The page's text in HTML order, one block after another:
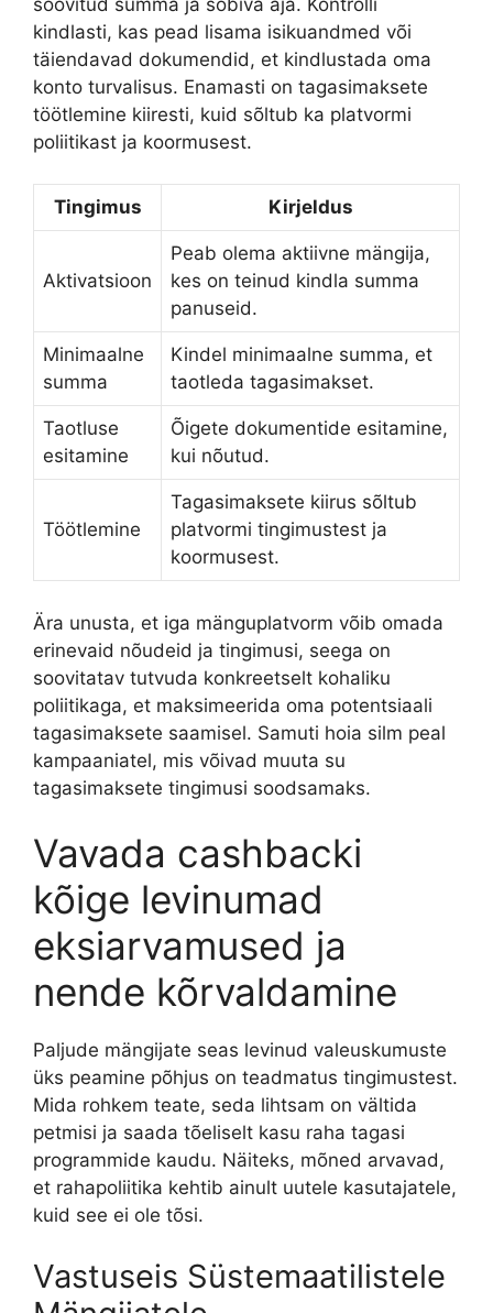
kindlasti, kas pead lisama isikuandmed või
täiendavad dokumendid, et kindlustada oma
konto turvalisus. Enamasti on tagasimaksete
töötlemine kiiresti, kuid sõltub ka platvormi
poliitikast ja koormusest.
Tingimus Kirjeldus
Aktivatsioon
Peab olema aktiivne mängija,
kes on teinud kindla summa
panuseid.
Minimaalne
summa
Kindel minimaalne summa, et
taotleda tagasimakset.
Taotluse
esitamine
Õigete dokumentide esitamine,
kui nõutud.
Töötlemine
Tagasimaksete kiirus sõltub
platvormi tingimustest ja
koormusest.
Ära unusta, et iga mänguplatvorm võib omada
erinevaid nõudeid ja tingimusi, seega on
soovitatav tutvuda konkreetselt kohaliku
poliitikaga, et maksimeerida oma potentsiaali
tagasimaksete saamisel. Samuti hoia silm peal
kampaaniatel, mis võivad muuta su
tagasimaksete tingimusi soodsamaks.
Vavada cashbacki
kõige levinumad
eksiarvamused ja
nende kõrvaldamine
Paljude mängijate seas levinud valeuskumuste
üks peamine põhjus on teadmatus tingimustest.
Mida rohkem teate, seda lihtsam on vältida
petmisi ja saada tõeliselt kasu raha tagasi
programmide kaudu. Näiteks, mõned arvavad,
et rahapoliitika kehtib ainult uutele kasutajatele,
kuid see ei ole tõsi.
Vastuseis Süstemaatilistele